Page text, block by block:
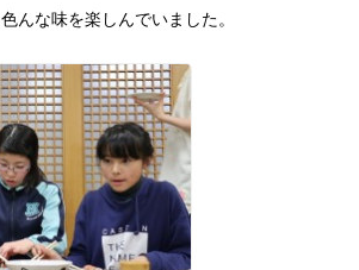
んな味を楽しんでいました。